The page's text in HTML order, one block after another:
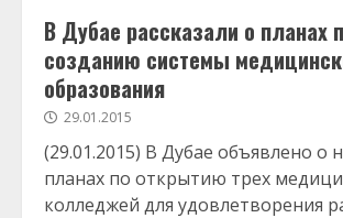
В Дубае рассказали о планах
созданию системы
образования
29.01.2015
(29.01.2015) В Дубае объявлено о
планах по открытию трех
колледжей для удовлетворения